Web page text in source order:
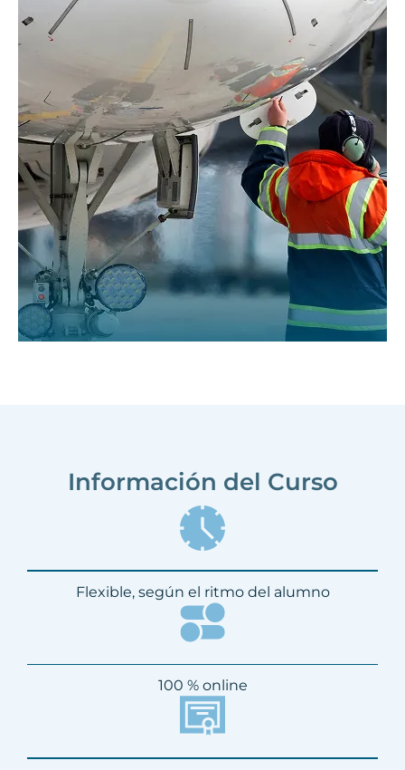
Información del Curso
Flexible, según el ritmo del alumno
100 % online